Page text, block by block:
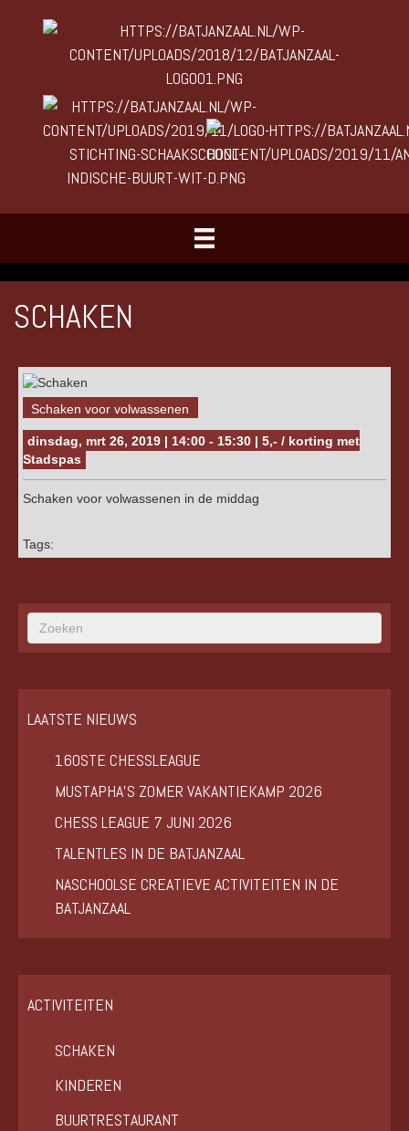
SCHAKEN
Schaken voor volwassenen
dinsdag, mrt 26, 2019 | 14:00 - 15:30 | 5,- / korting met
Stadspas
Schaken voor volwassenen in de middag
Tags:
LAATSTE NIEUWS
160STE CHESSLEAGUE
MUSTAPHA’S ZOMER VAKANTIEKAMP 2026
CHESS LEAGUE 7 JUNI 2026
TALENTLES IN DE BATJANZAAL
NASCHOOLSE CREATIEVE ACTIVITEITEN IN DE
BATJANZAAL
ACTIVITEITEN
SCHAKEN
KINDEREN
BUURTRESTAURANT